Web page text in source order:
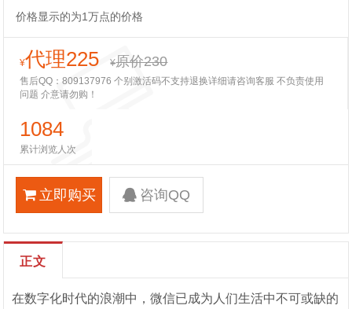
价格显示的为1万点的价格
¥代理225 ¥原价230
售后QQ：809137976 个别激活码不支持退换详细请咨询客服 不负责使用
问题 介意请勿购！
1084
累计浏览人次
立即购买 咨询QQ
正文
在数字化时代的浪潮中，微信已成为人们生活中不可或缺的